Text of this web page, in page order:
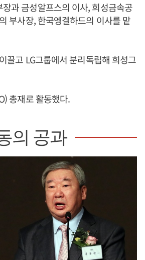
과 금성알프스의 이사, 희성금속공
부사장, 한국엥겔하드의 이사를 맡
끌고 LG그룹에서 분리독립해 희성그
총재로 활동했다.
의 공과